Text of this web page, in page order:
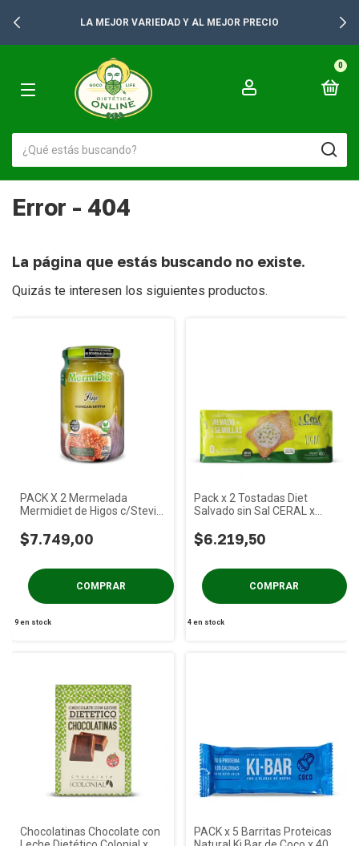
LA MEJOR VARIEDAD Y AL MEJOR PRECIO
0
Error - 404
La página que estás buscando no existe.
Quizás te interesen los siguientes productos.
PACK X 2 Mermelada
Mermidiet de Higos c/Stevia
$7.749,00
9en stock
Pack x 2 Tostadas Diet
Salvado sin Sal CERAL x
$6.219,50
4 en stock
Chocolatinas Chocolate con
PACK x 5 Barritas Proteicas